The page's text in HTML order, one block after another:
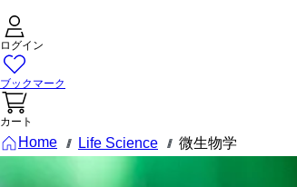
ログイン
ブックマーク
カート
Home /// Life Science /// 微生物学